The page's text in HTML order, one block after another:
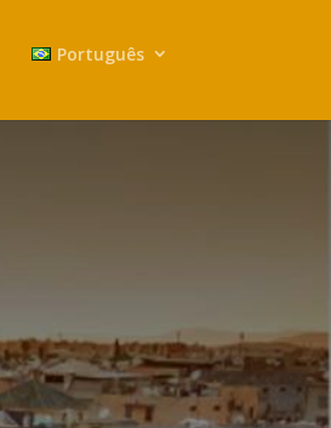
Português